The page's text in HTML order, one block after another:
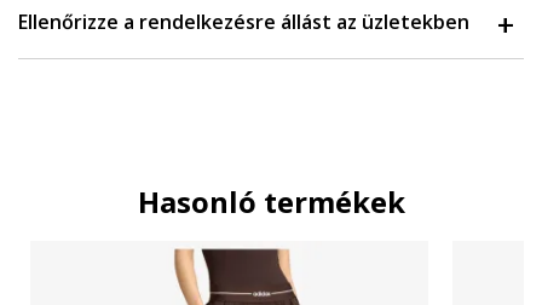
Ellenőrizze a rendelkezésre állást az üzletekben
Hasonló termékek